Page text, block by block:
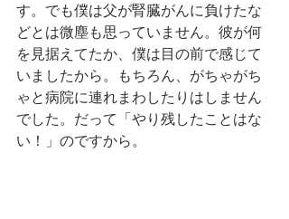
す。でも僕は父が腎臓がんに負けたな
どとは微塵も思っていません。彼が何
を見据えてたか、僕は目の前で感じて
いましたから。もちろん、がちゃがち
ゃと病院に連れまわしたりはしません
でした。だって「やり残したことはな
い！」のですから。